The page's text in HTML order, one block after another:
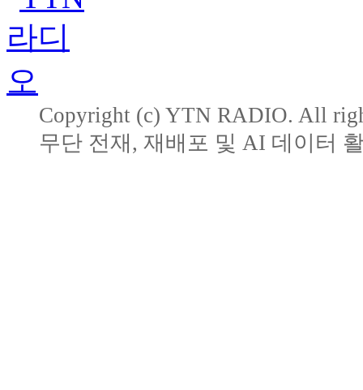
Copyright (c) YTN RADIO. All
무단 전재, 재배포 및 AI 데이터